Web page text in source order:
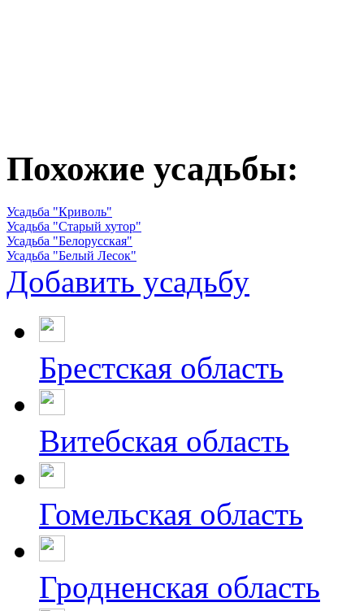
Похожие усадьбы:
Усадьба "Криволь"
Усадьба "Старый хутор"
Усадьба "Белорусская"
Усадьба "Белый Лесок"
Добавить усадьбу
Брестская область
Витебская область
Гомельская область
Гродненская область